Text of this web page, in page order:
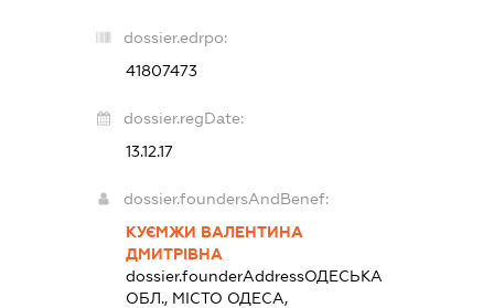
dossier.edrpo:
41807473
dossier.regDate:
13.12.17
dossier.foundersAndBenef:
КУЄМЖИ ВАЛЕНТИНА
ДМИТРІВНА
dossier.founderAddressОДЕСЬКА
ОБЛ., МІСТО ОДЕСА,